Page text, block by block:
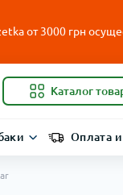
от3000 грн
Каталог
Оплата